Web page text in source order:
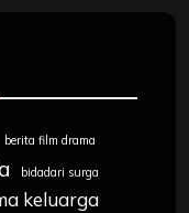
berita film drama
bidadari surga
keluarga